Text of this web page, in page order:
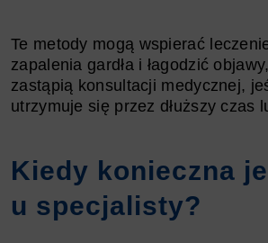
Te metody mogą wspierać
zapalenia gardła i łagodzić
zastąpią konsultacji medycznej,
utrzymuje się przez dłuższy czas
Kiedy konieczna
u specjalisty?